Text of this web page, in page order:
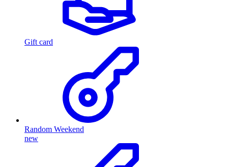
Gift card
Random Weekend
new